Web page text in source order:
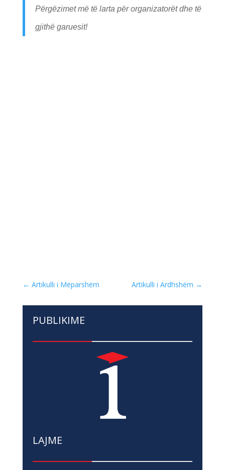
Përgëzimet më të larta për organizatorët dhe të
gjithë garuesit!
← Artikulli i Mëparshëm Artikulli i Ardhshëm →
PUBLIKIME
LAJME